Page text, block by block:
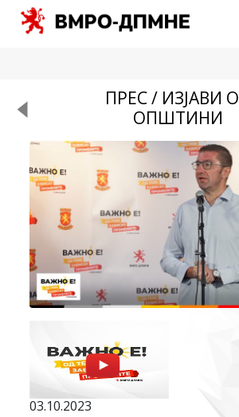
ПРЕС / ИЗЈАВИ
ОПШТИНИ
03.10.2023